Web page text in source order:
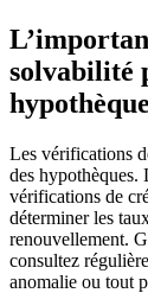
solvabilité
hypothèque
Les vérifications
des hypothèques.
vérifications de
déterminer les
renouvellement.
consultez
anomalie ou tout